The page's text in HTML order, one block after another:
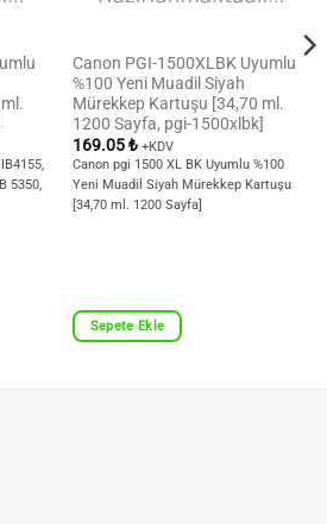
5350,
Canon PGI-1500XLBK Uyumlu
%100 Yeni Muadil Siyah
Mürekkep Kartuşu [34,70 ml.
1200 Sayfa, pgi-1500xlbk]
169.05₺ +KDV
Canon pgi 1500 XL BK Uyumlu %100
Yeni Muadil Siyah Mürekkep Kartuşu
[34,70 ml. 1200 Sayfa]
Sepete Ekle